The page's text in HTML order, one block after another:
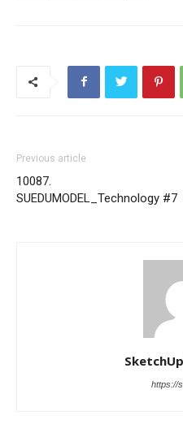
Previous article
10087.
SUEDUMODEL_Technology #7
https://